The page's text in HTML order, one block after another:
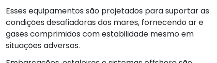
Esses equipamentos são projetados para suportar as
condições desafiadoras dos mares, fornecendo ar e
gases comprimidos com estabilidade mesmo em
situações adversas.